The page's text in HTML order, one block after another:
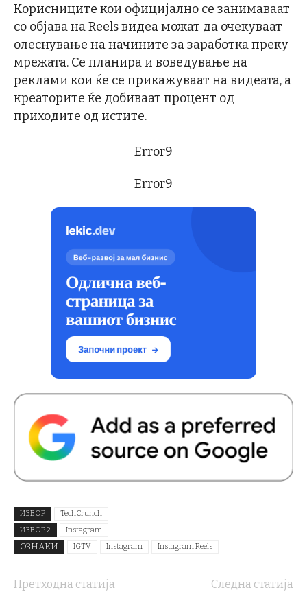
Корисниците кои официјално се занимаваат
со објава на Reels видеа можат да очекуваат
олеснување на начините за заработка преку
мрежата. Се планира и воведување на
реклами кои ќе се прикажуваат на видеата, а
креаторите ќе добиваат процент од
приходите од истите.
Error9
Error9
ИЗВОР
TechCrunch
ИЗВОР 2
Instagram
ОЗНАКИ IGTV Instagram Instagram Reels
Претходна статија
Следна статија